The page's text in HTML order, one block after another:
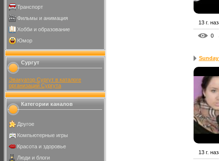
Транспорт
Фильмы и анимация
Хобби и образование
Юмор
Сургут
Эвакуатор Сургут в каталоге
организаций Сургута
Категории каналов
Другое
Компьютерные игры
Красота и здоровье
Люди и блоги
13 г.
0
13 г.